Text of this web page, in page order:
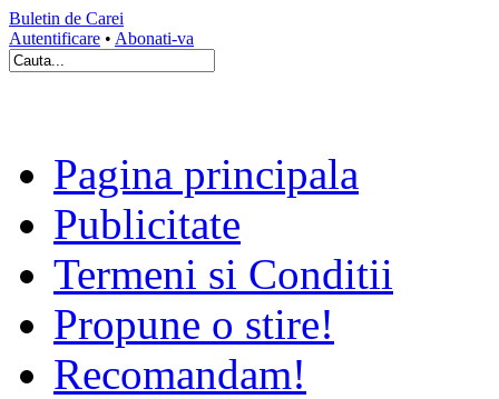
Buletin de Carei
Autentificare • Abonati-va
Pagina principala
Publicitate
Termeni si Conditii
Propune o stire!
Recomandam!